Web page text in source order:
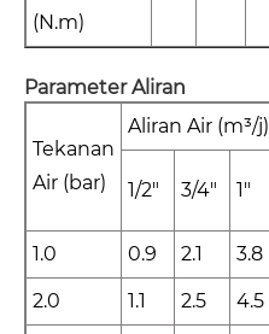
(N.m)
Parameter Aliran
Tekanan
Air (bar)
Aliran Air (m³/j)
1/2" 3/4" 1"
1.0 0.9 2.1 3.8
2.0 1.1 2.5 4.5